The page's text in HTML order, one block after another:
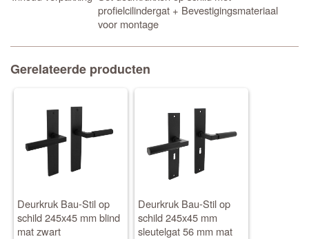
profielcilindergat + Bevestigingsmateriaal
voor montage
Gerelateerde producten
Deurkruk Bau-Stil op
schild 245x45 mm blind
mat zwart
Deurkruk Bau-Stil op
schild 245x45 mm
sleutelgat 56 mm mat